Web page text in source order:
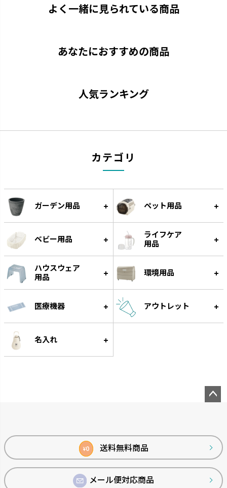
よく一緒に見られている商品
あなたにおすすめの商品
人気ランキング
カテゴリ
ガーデン用品 ペット用品
ベビー用品
ライフケア
用品
ハウスウェア
用品
環境用品
医療機器 アウトレット
名入れ
¥0 送料無料商品
メール便対応商品
ップ
へ